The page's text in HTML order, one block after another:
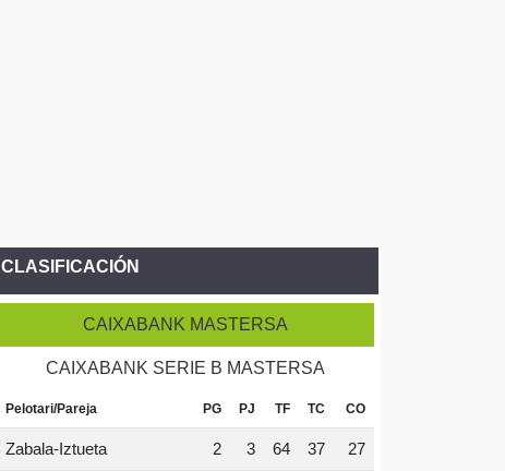
CLASIFICACIÓN
CAIXABANK MASTERSA
CAIXABANK SERIE B MASTERSA
Pelotari/Pareja PG PJ TF TC CO
Zabala-Iztueta 2 3 64 37 27